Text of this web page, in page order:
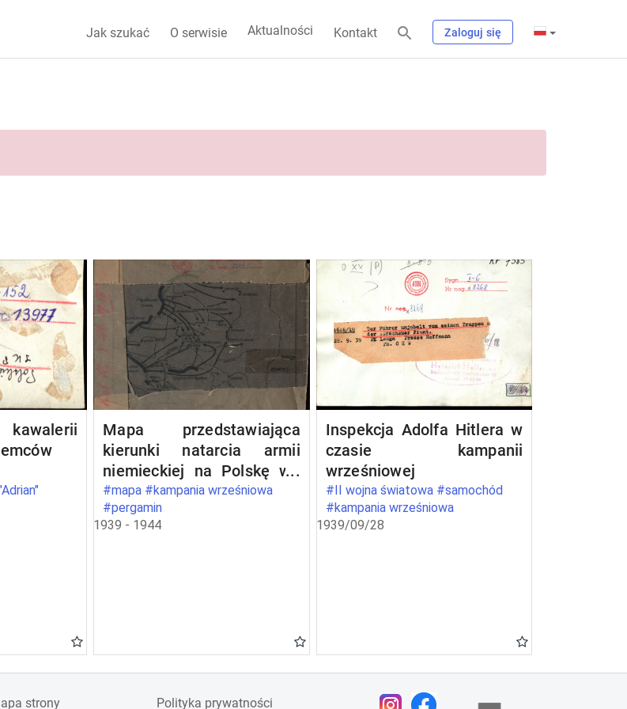
Jak szukać O serwisie Aktualności Kontakt Zaloguj się
kawalerii
Mapa przedstawiająca
kierunki natarcia armii
niemieckiej na Polskę we
wrześniu 1939
#mapa #kampania wrześniowa
#pergamin
1939 - 1944
Inspekcja Adolfa Hitlera w
czasie kampanii
wrześniowej
#II wojna światowa #samochód
#kampania wrześniowa
1939/09/28
strony Polityka prywatności